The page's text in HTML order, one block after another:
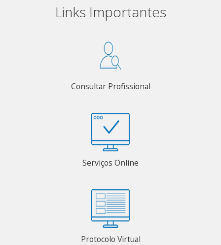
Links Importantes
Consultar Profissional
Serviços Online
Protocolo Virtual